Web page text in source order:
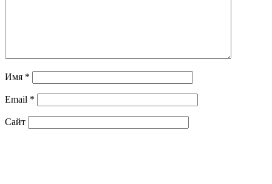
Имя *
Email *
Сайт